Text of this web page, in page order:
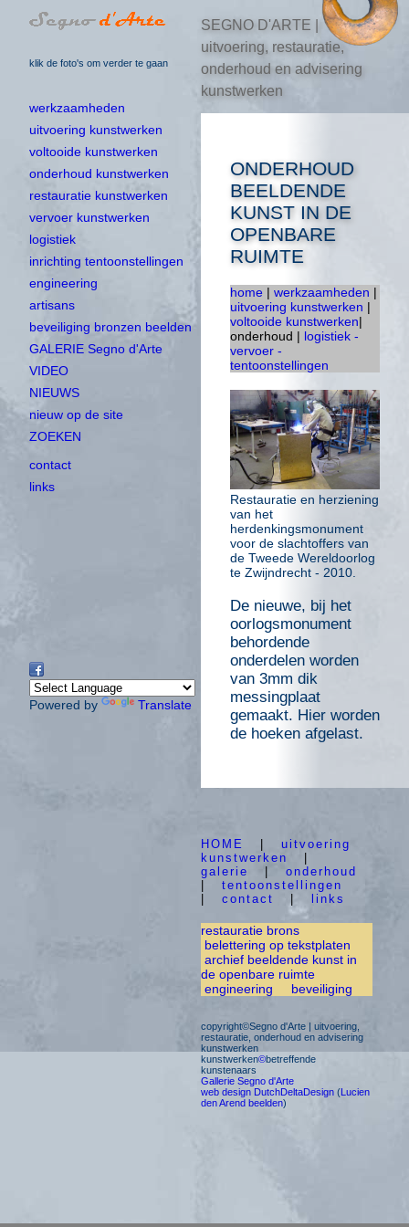
klik de foto's om verder te gaan
SEGNO D'ARTE |
uitvoering, restauratie,
onderhoud en advisering
kunstwerken
werkzaamheden
uitvoering kunstwerken
voltooide kunstwerken
onderhoud kunstwerken
restauratie kunstwerken
vervoer kunstwerken
logistiek
inrichting tentoonstellingen
engineering
artisans
beveiliging bronzen beelden
GALERIE Segno d'Arte
VIDEO
NIEUWS
nieuw op de site
ZOEKEN
contact
links
Powered by Translate
ONDERHOUD
BEELDENDE
KUNST IN DE
OPENBARE
RUIMTE
home | werkzaamheden |
uitvoering kunstwerken |
voltooide kunstwerken|
onderhoud | logistiek -
vervoer -
tentoonstellingen
Restauratie en herziening
van het
herdenkingsmonument
voor de slachtoffers van
de Tweede Wereldoorlog
te Zwijndrecht - 2010.
De nieuwe, bij het
oorlogsmonument
behordende
onderdelen worden
van 3mm dik
messingplaat
gemaakt. Hier worden
de hoeken afgelast.
HOME
uitvoering
kunstwerken
galerie
onderhoud
tentoonstellingen
contact links
restauratie brons
belettering op tekstplaten
archief beeldende kunst in
de openbare ruimte
engineering
beveiliging
copyright©Segno d'Arte | uitvoering,
restauratie, onderhoud en advisering
kunstwerken
kunstwerken©betreffende
kunstenaars
Gallerie Segno d'Arte
web design DutchDeltaDesign (Lucien
den Arend beelden)